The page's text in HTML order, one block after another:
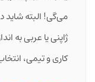
می‌گی! البته
کاری و تیمی،